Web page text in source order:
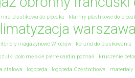
plastikowa do plecaka klamry plastikowe do
warszawa
magazynowe Wrocław
korund do piaskowania
polo męskie pierre cardin poznań
kruszenie
stalowa
logopeda logopeda Częstochowa
materiały